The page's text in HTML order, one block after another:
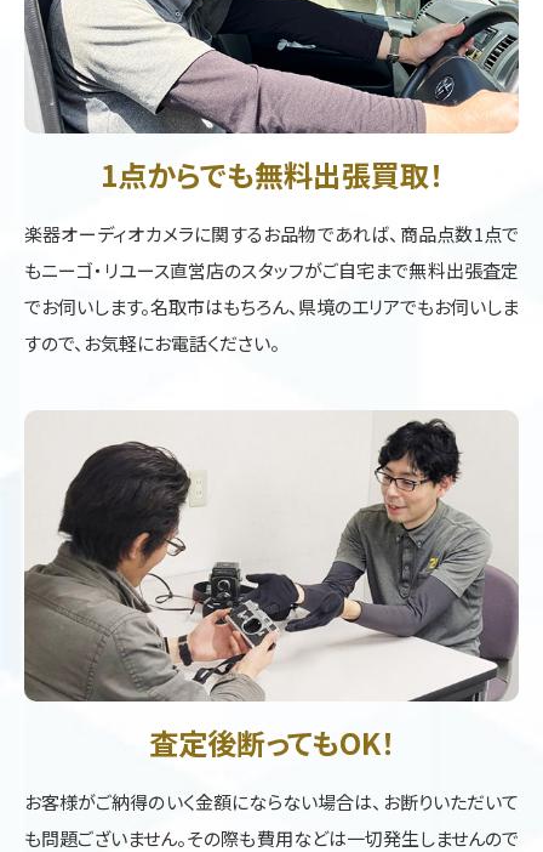
1点からでも無料出張買取！
楽器オーディオカメラに関するお品物であれば、商品点数1点で
もニーゴ・リユース直営店のスタッフがご自宅まで無料出張査定
でお伺いします。名取市はもちろん、県境のエリアでもお伺いしま
すので、お気軽にお電話ください。
査定後断ってもOK！
お客様がご納得のいく金額にならない場合は、お断りいただいて
も問題ございません。その際も費用などは一切発生しませんので